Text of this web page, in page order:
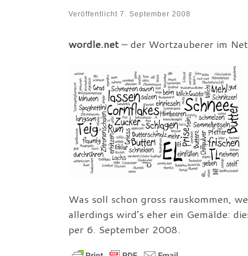
Veröffentlicht 7. September 2008
wordle.net – der Wortzauberer im
Was soll schon gross rauskommen,
allerdings wird’s eher ein Gemälde:
per 6. September 2008.